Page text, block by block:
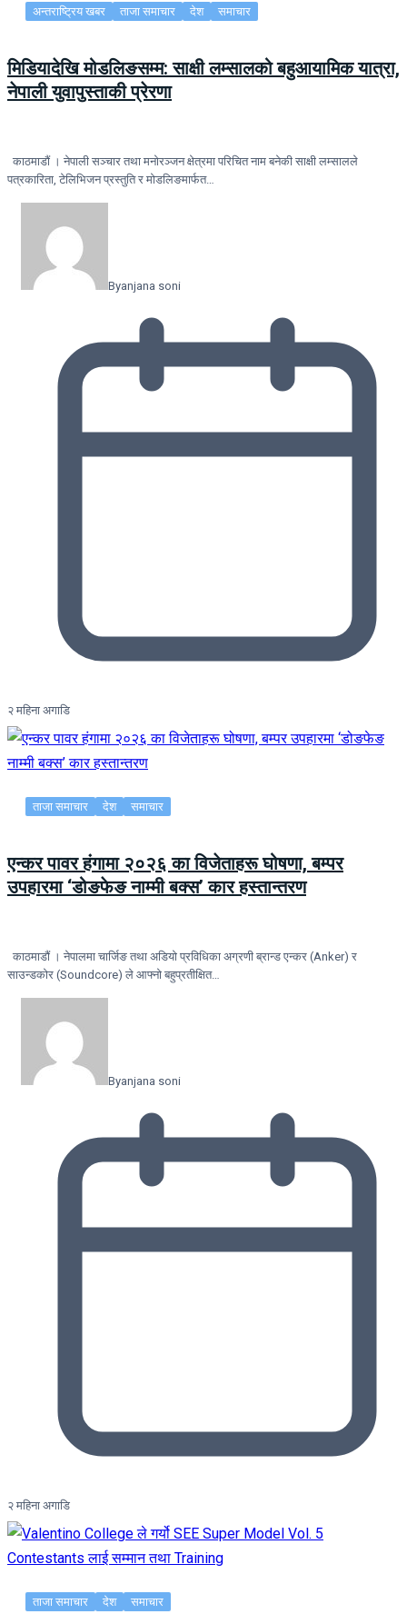
अन्तराष्ट्रिय खबर ताजा समाचार देश समाचार
मिडियादेखि मोडलिङसम्म: साक्षी लम्सालको बहुआयामिक यात्रा,
नेपाली युवापुस्ताकी प्रेरणा
काठमाडौं । नेपाली सञ्चार तथा मनोरञ्जन क्षेत्रमा परिचित नाम बनेकी साक्षी लम्सालले
पत्रकारिता, टेलिभिजन प्रस्तुति र मोडलिङमार्फत…
Byanjana soni
२ महिना अगाडि
ताजा समाचार देश समाचार
एन्कर पावर हंगामा २०२६ का विजेताहरू घोषणा, बम्पर
उपहारमा ‘डोङफेङ नाम्मी बक्स’ कार हस्तान्तरण
काठमाडौं । नेपालमा चार्जिङ तथा अडियो प्रविधिका अग्रणी ब्रान्ड एन्कर (Anker) र
साउन्डकोर (Soundcore) ले आफ्नो बहुप्रतीक्षित…
Byanjana soni
२ महिना अगाडि
ताजा समाचार देश समाचार